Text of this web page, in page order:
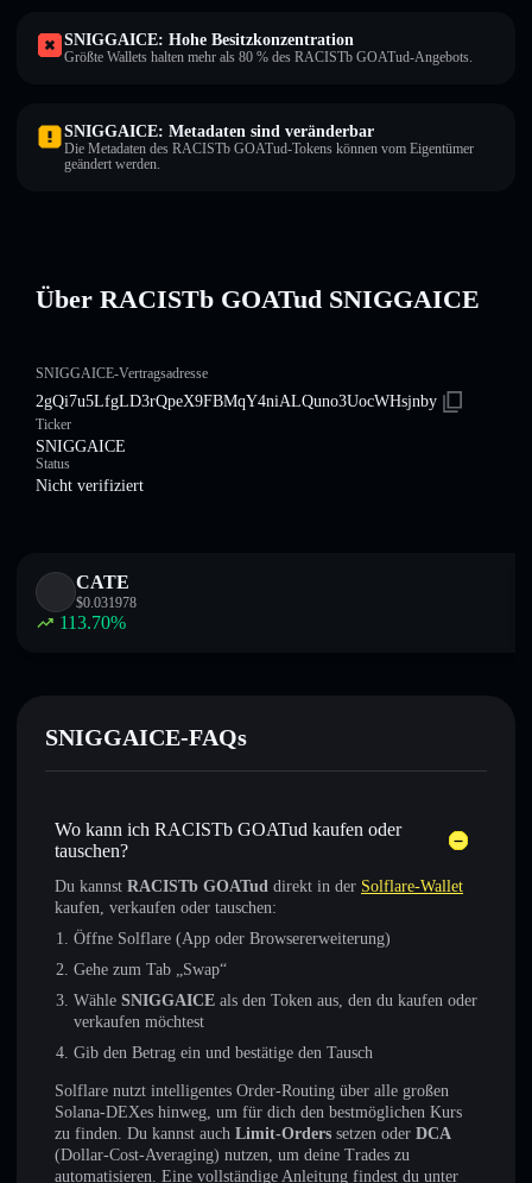
SNIGGAICE: Hohe Besitzkonzentration
Größte Wallets halten mehr als 80 % des RACISTb GOATud-Angebots.
SNIGGAICE: Metadaten sind veränderbar
Die Metadaten des RACISTb GOATud-Tokens können vom Eigentümer
geändert werden.
Über RACISTb GOATud SNIGGAICE
SNIGGAICE-Vertragsadresse
2gQi7u5LfgLD3rQpeX9FBMqY4niALQuno3UocWHsjnby
Ticker
SNIGGAICE
Status
Nicht verifiziert
CATE
$0.031978
113.70%
SNIGGAICE-FAQs
Wo kann ich RACISTb GOATud kaufen oder
tauschen?
Du kannst RACISTb GOATud direkt in der Solflare-Wallet
kaufen, verkaufen oder tauschen:
Öffne Solflare (App oder Browsererweiterung)
Gehe zum Tab „Swap“
Wähle SNIGGAICE als den Token aus, den du kaufen oder
verkaufen möchtest
Gib den Betrag ein und bestätige den Tausch
Solflare nutzt intelligentes Order-Routing über alle großen
Solana-DEXes hinweg, um für dich den bestmöglichen Kurs
zu finden. Du kannst auch Limit-Orders setzen oder DCA
(Dollar-Cost-Averaging) nutzen, um deine Trades zu
automatisieren. Eine vollständige Anleitung findest du unter